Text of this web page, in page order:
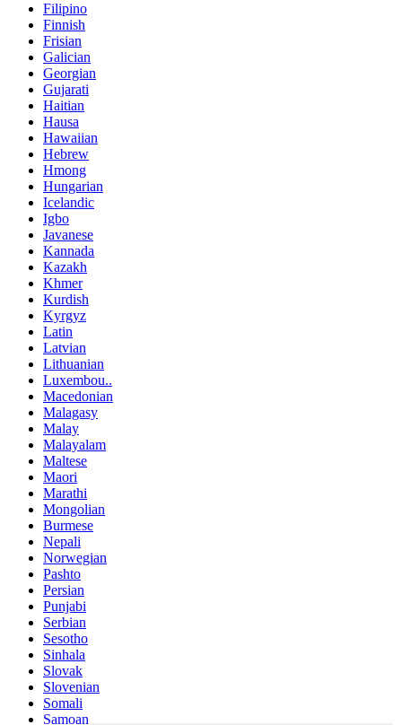
Filipino
Finnish
Frisian
Galician
Georgian
Gujarati
Haitian
Hausa
Hawaiian
Hebrew
Hmong
Hungarian
Icelandic
Igbo
Javanese
Kannada
Kazakh
Khmer
Kurdish
Kyrgyz
Latin
Latvian
Lithuanian
Luxembou..
Macedonian
Malagasy
Malay
Malayalam
Maltese
Maori
Marathi
Mongolian
Burmese
Nepali
Norwegian
Pashto
Persian
Punjabi
Serbian
Sesotho
Sinhala
Slovak
Slovenian
Somali
Samoan